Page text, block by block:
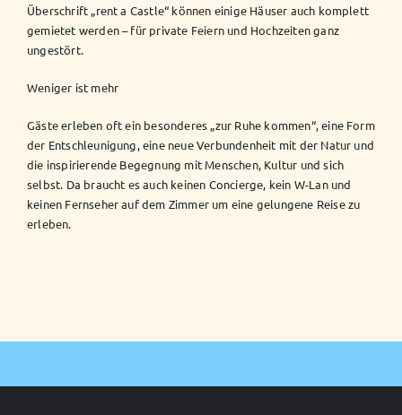
Überschrift „rent a Castle“ können einige Häuser auch komplett
gemietet werden – für private Feiern und Hochzeiten ganz
ungestört.
Weniger ist mehr
Gäste erleben oft ein besonderes „zur Ruhe kommen“, eine Form
der Entschleunigung, eine neue Verbundenheit mit der Natur und
die inspirierende Begegnung mit Menschen, Kultur und sich
selbst. Da braucht es auch keinen Concierge, kein W-Lan und
keinen Fernseher auf dem Zimmer um eine gelungene Reise zu
erleben.